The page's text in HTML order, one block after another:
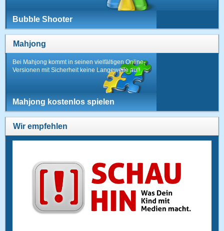
Bubble Shooter
Mahjong
Bei Mahjong kommt in seinen vielfältigen Online-
Versionen mit Sicherheit keine Langeweile auf!
Mahjong kostenlos spielen
Wir empfehlen